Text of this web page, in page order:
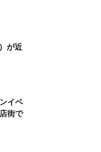
が近
イベ
街で